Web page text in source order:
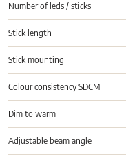
Number of leds / sticks
Stick length
Stick mounting
Colour consistency SDCM
Dim to warm
Adjustable beam angle